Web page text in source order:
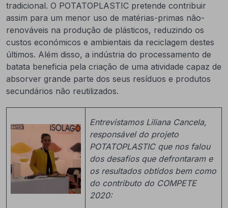
tradicional. O POTATOPLASTIC pretende contribuir
assim para um menor uso de matérias-primas não-
renováveis na produção de plásticos, reduzindo os
custos económicos e ambientais da reciclagem destes
últimos. Além disso, a indústria do processamento de
batata beneficia pela criação de uma atividade capaz de
absorver grande parte dos seus resíduos e produtos
secundários não reutilizados.
Entrevistamos Liliana Cancela,
responsável do projeto
POTATOPLASTIC que nos falou
dos desafios que defrontaram e
os resultados obtidos bem como
do contributo do COMPETE
2020: